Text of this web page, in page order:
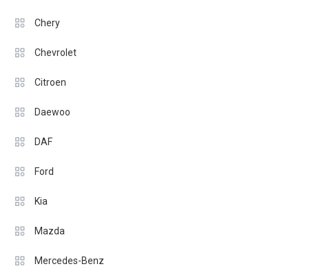
Chery
Chevrolet
Citroen
Daewoo
DAF
Ford
Kia
Mazda
Mercedes-Benz